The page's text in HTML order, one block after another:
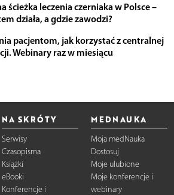
ścieżka leczenia czerniaka w Polsce –
działa, a gdzie zawodzi?
pacjentom, jak korzystać z centralnej
Webinary raz w miesiącu
NA SKRÓTY
Serwisy
Czasopisma
Książki
eBooki
Konferencje i
MEDNAUKA
Moja medNauka
Dostosuj
Moje ulubione
Moje konferencje i
webinary